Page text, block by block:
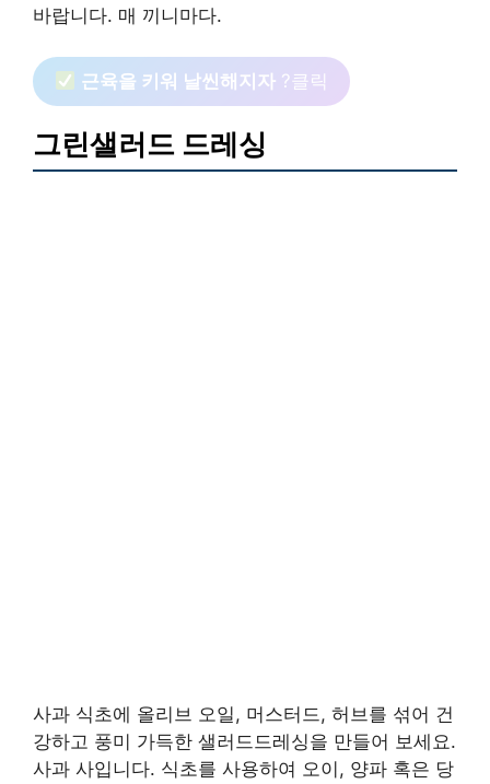
바랍니다. 매 끼니마다.
근육을 키워 날씬해지자 ?클릭
그린샐러드 드레싱
사과 식초에 올리브 오일, 머스터드, 허브를 섞어 건
강하고 풍미 가득한 샐러드드레싱을 만들어 보세요.
사과 사입니다. 식초를 사용하여 오이, 양파 혹은 당